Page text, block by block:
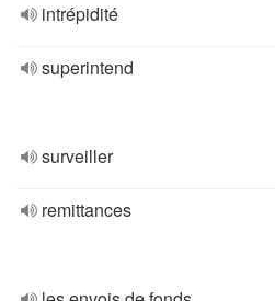
intrépidité
superintend
surveiller
remittances